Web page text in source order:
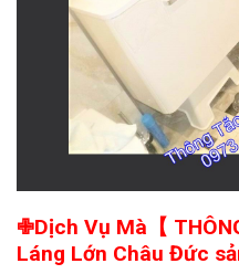
✙Dịch Vụ Mà【
Láng Lớn Châu Đức